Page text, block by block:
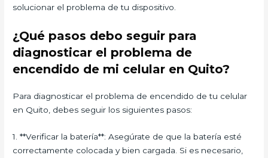
solucionar el problema de tu dispositivo.
¿Qué pasos debo seguir para
diagnosticar el problema de
encendido de mi celular en Quito?
Para diagnosticar el problema de encendido de tu celular
en Quito, debes seguir los siguientes pasos:
1. **Verificar la batería**: Asegúrate de que la batería esté
correctamente colocada y bien cargada. Si es necesario,